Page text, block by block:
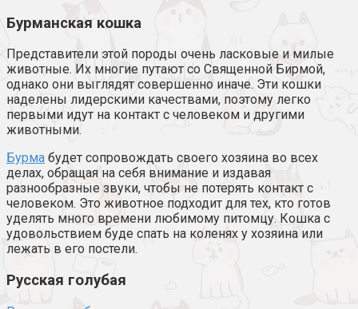
Бурманская кошка
Представители этой породы очень ласковые и милые
животные. Их многие путают со Священной Бирмой,
однако они выглядят совершенно иначе. Эти кошки
наделены лидерскими качествами, поэтому легко
первыми идут на контакт с человеком и другими
животными.
Бурма будет сопровождать своего хозяина во всех
делах, обращая на себя внимание и издавая
разнообразные звуки, чтобы не потерять контакт с
человеком. Это животное подходит для тех, кто готов
уделять много времени любимому питомцу. Кошка с
удовольствием буде спать на коленях у хозяина или
лежать в его постели.
Русская голубая